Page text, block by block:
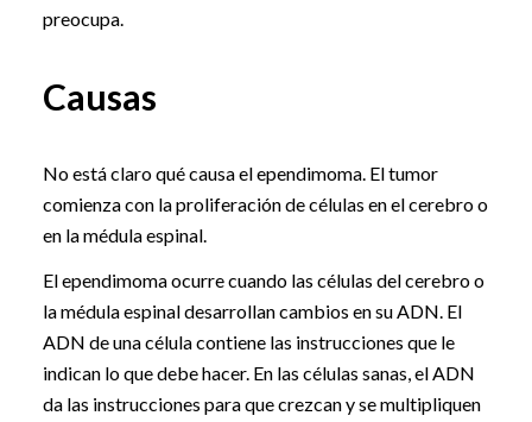
preocupa.
Causas
No está claro qué causa el ependimoma. El tumor
comienza con la proliferación de células en el cerebro o
en la médula espinal.
El ependimoma ocurre cuando las células del cerebro o
la médula espinal desarrollan cambios en su ADN. El
ADN de una célula contiene las instrucciones que le
indican lo que debe hacer. En las células sanas, el ADN
da las instrucciones para que crezcan y se multipliquen